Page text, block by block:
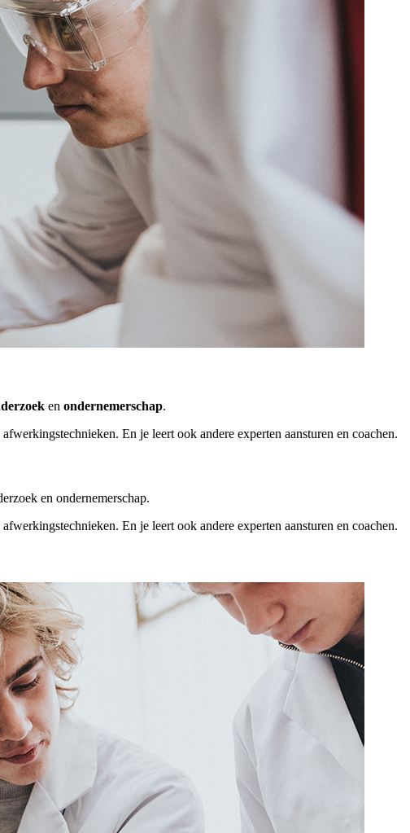
en ondernemerschap.
En je leert ook andere experten aansturen en coachen.
en ondernemerschap.
En je leert ook andere experten aansturen en coachen.